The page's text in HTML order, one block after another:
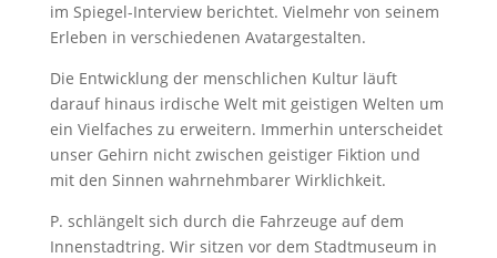
im Spiegel-Interview berichtet. Vielmehr von seinem
Erleben in verschiedenen Avatargestalten.
Die Entwicklung der menschlichen Kultur läuft
darauf hinaus irdische Welt mit geistigen Welten um
ein Vielfaches zu erweitern. Immerhin unterscheidet
unser Gehirn nicht zwischen geistiger Fiktion und
mit den Sinnen wahrnehmbarer Wirklichkeit.
P. schlängelt sich durch die Fahrzeuge auf dem
Innenstadtring. Wir sitzen vor dem Stadtmuseum in